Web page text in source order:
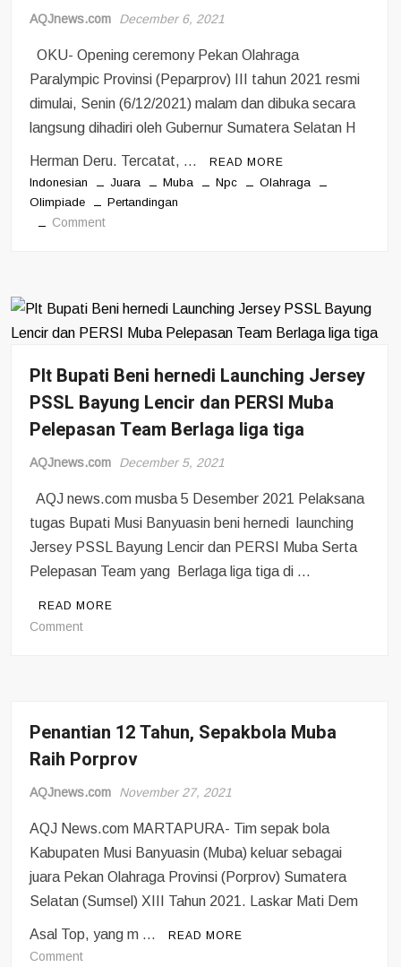
AQJnews.com December 6, 2021
OKU- Opening ceremony Pekan Olahraga
Paralympic Provinsi (Peparprov) III tahun 2021 resmi
dimulai, Senin (6/12/2021) malam dan dibuka secara
langsung dihadiri oleh Gubernur Sumatera Selatan H
Herman Deru. Tercatat, … READ MORE
Indonesian Juara Muba Npc
Olahraga
Olimpiade
Pertandingan
Commenton
Resmi
Dimulai
Plt Bupati Beni hernedi Launching Jersey
PSSL Bayung Lencir dan PERSI Muba
Pelepasan Team Berlaga liga tiga
AQJnews.com December 5, 2021
AQJ news.com musba 5 Desember 2021 Pelaksana
tugas Bupati Musi Banyuasin beni hernedi launching
Jersey PSSL Bayung Lencir dan PERSI Muba Serta
Pelepasan Team yang Berlaga liga tiga di …
READ MORE
Commenton
Launching
PSSL
Bayung
dan
PERSI
Muba
Pelepasan
Team
Berlaga
liga
Penantian 12 Tahun, Sepakbola Muba
Raih Porprov
AQJnews.com November 27, 2021
AQJ News.com MARTAPURA- Tim sepak bola
Kabupaten Musi Banyuasin (Muba) keluar sebagai
juara Pekan Olahraga Provinsi (Porprov) Sumatera
Selatan (Sumsel) XIII Tahun 2021. Laskar Mati Dem
Asal Top, yang m … READ MORE
Commenton